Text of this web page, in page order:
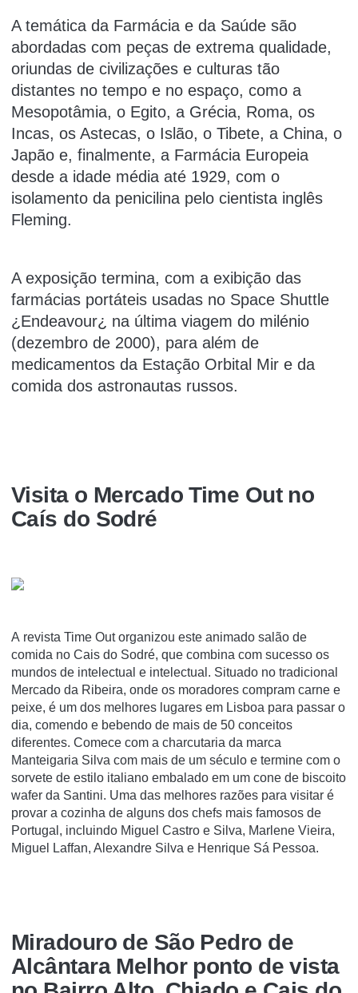
A temática da Farmácia e da Saúde são
abordadas com peças de extrema qualidade,
oriundas de civilizações e culturas tão
distantes no tempo e no espaço, como a
Mesopotâmia, o Egito, a Grécia, Roma, os
Incas, os Astecas, o Islão, o Tibete, a China, o
Japão e, finalmente, a Farmácia Europeia
desde a idade média até 1929, com o
isolamento da penicilina pelo cientista inglês
Fleming.
A exposição termina, com a exibição das
farmácias portáteis usadas no Space Shuttle
¿Endeavour¿ na última viagem do milénio
(dezembro de 2000), para além de
medicamentos da Estação Orbital Mir e da
comida dos astronautas russos.
Visita o Mercado Time Out no
Caís do Sodré
A revista Time Out organizou este animado salão de
comida no Cais do Sodré, que combina com sucesso os
mundos de intelectual e intelectual. Situado no tradicional
Mercado da Ribeira, onde os moradores compram carne e
peixe, é um dos melhores lugares em Lisboa para passar o
dia, comendo e bebendo de mais de 50 conceitos
diferentes. Comece com a charcutaria da marca
Manteigaria Silva com mais de um século e termine com o
sorvete de estilo italiano embalado em um cone de biscoito
wafer da Santini. Uma das melhores razões para visitar é
provar a cozinha de alguns dos chefs mais famosos de
Portugal, incluindo Miguel Castro e Silva, Marlene Vieira,
Miguel Laffan, Alexandre Silva e Henrique Sá Pessoa.
Miradouro de São Pedro de
Alcântara Melhor ponto de vista